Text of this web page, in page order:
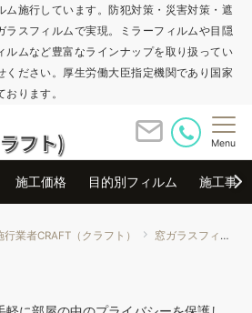
ム施行しています。防犯対策・災害対策・遮
ラスフィルムで実現。ミラーフィルムや目隠
ルムなど豊富なラインナップを取り扱ってい
ください。厚生労働大臣指定機関であり国家
ります。
Menu
施工価格 目的別フィルム 施工事例
業者CRAFT（クラフト） 窓ガラスフィルム施工事例